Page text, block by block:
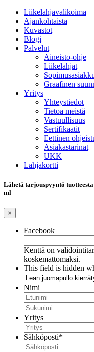
Liikelahjavalikoima
Ajankohtaista
Kuvastot
Blogi
Palvelut
Aineisto-ohje
Liikelahjat
Graafinen
Yritys
Yhteystiedot
Tietoa meistä
Vastuullisuus
Sertifikaatit
Eettinen
Asiakastarinat
UKK
Lahjakortti
Lähetä tarjouspyyntö
ml
×
Facebook
Kenttä on
koskemattomaksi.
This field is hidden
Nimi
Yritys
Sähköposti*